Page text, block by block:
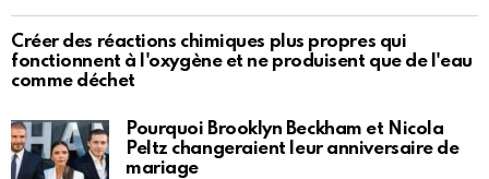
Créer des réactions chimiques plus propres qui
fonctionnent à l'oxygène et ne produisent que de l'eau
comme déchet
Pourquoi Brooklyn Beckham et Nicola
Peltz changeraient leur anniversaire de
mariage